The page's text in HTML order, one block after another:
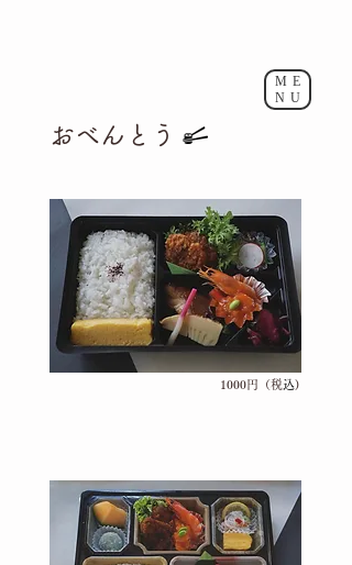
ME
NU
おべんとう
1000円（税込)